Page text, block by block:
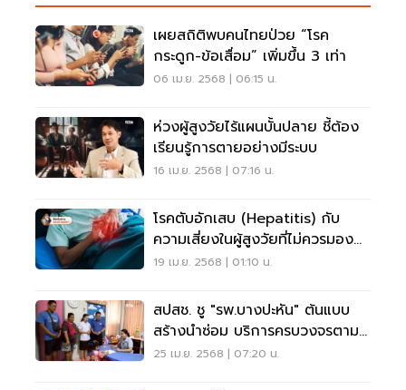
เผยสถิติพบคนไทยป่วย “โรค
กระดูก-ข้อเสื่อม” เพิ่มขึ้น 3 เท่า
06 เม.ย. 2568 | 06:15 น.
ห่วงผู้สูงวัยไร้แผนบั้นปลาย ชี้ต้อง
เรียนรู้การตายอย่างมีระบบ
16 เม.ย. 2568 | 07:16 น.
โรคตับอักเสบ (Hepatitis) กับ
ความเสี่ยงในผู้สูงวัยที่ไม่ควรมอง
ข้าม
19 เม.ย. 2568 | 01:10 น.
สปสช. ชู "รพ.บางปะหัน" ต้นแบบ
สร้างนำซ่อม บริการครบวงจรตาม
ช่วงวัย
25 เม.ย. 2568 | 07:20 น.